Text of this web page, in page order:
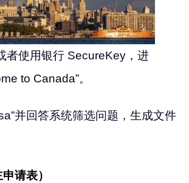
者使用银行 SecureKey，进
to Canada”。
并回答系统筛选问题，生成文件
请表）